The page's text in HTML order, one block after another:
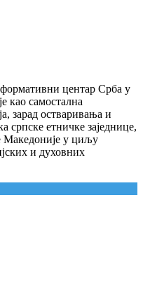
центар Срба у
као самостална
зарад остваривања и
српске етничке заједнице,
Македоније у циљу
и духовних